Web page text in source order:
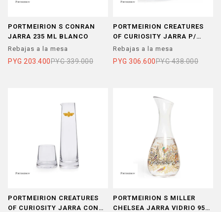
PORTMEIRION S CONRAN
JARRA 235 ML BLANCO
Rebajas a la mesa
PYG 203.400PYG 339.000
PORTMEIRION CREATURES
OF CURIOSITY JARRA P/
CREMA
Rebajas a la mesa
PYG 306.600PYG 438.000
PORTMEIRION CREATURES
OF CURIOSITY JARRA CON
PORTMEIRION S MILLER
CHELSEA JARRA VIDRIO 950